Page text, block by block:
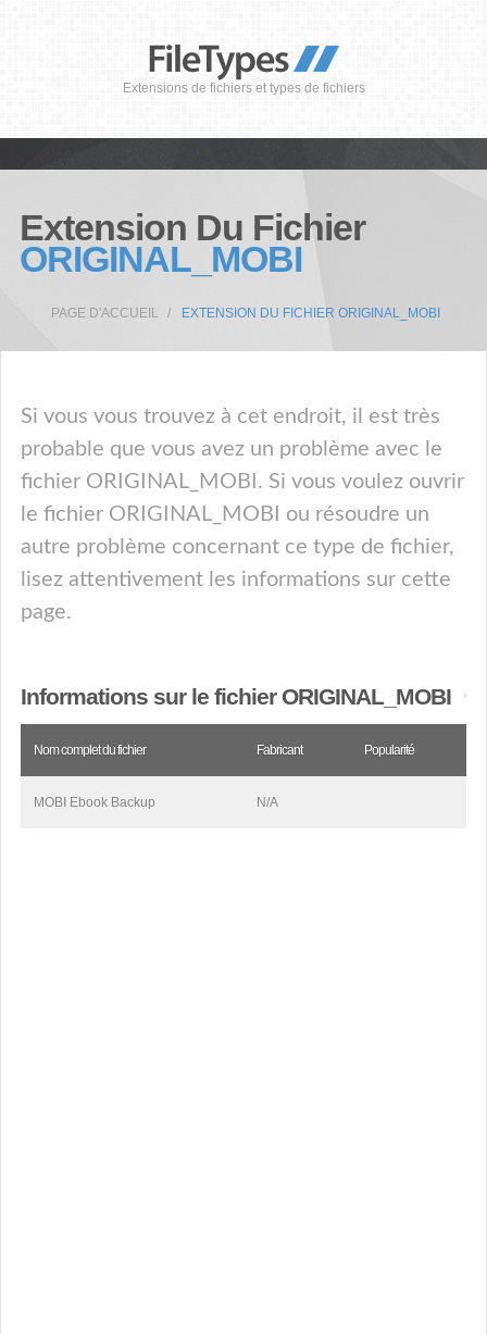
Extensions de fichiers et types de fichiers
Extension Du Fichier
ORIGINAL_MOBI
PAGE D'ACCUEIL EXTENSION DU FICHIER ORIGINAL_MOBI
Si vous vous trouvez à cet endroit, il est très
probable que vous avez un problème avec le
fichier ORIGINAL_MOBI. Si vous voulez ouvrir
le fichier ORIGINAL_MOBI ou résoudre un
autre problème concernant ce type de fichier,
lisez attentivement les informations sur cette
page.
Informations sur le fichier ORIGINAL_MOBI
Nom complet du fichier Fabricant Popularité
MOBI Ebook Backup N/A